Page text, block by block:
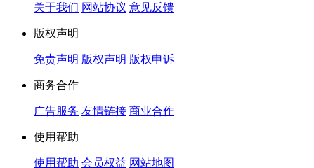
关于我们 网站协议 意见反馈
版权声明
免责声明 版权声明 版权申诉
商务合作
广告服务 友情链接 商业合作
使用帮助
使用帮助 会员权益 网站地图